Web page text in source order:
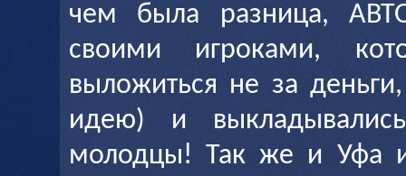
чем была разница,
своими игроками,
выложиться не за
идею) и
молодцы! Так же и Уфа